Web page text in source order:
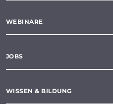
WEBINARE
JOBS
WISSEN & BILDUNG